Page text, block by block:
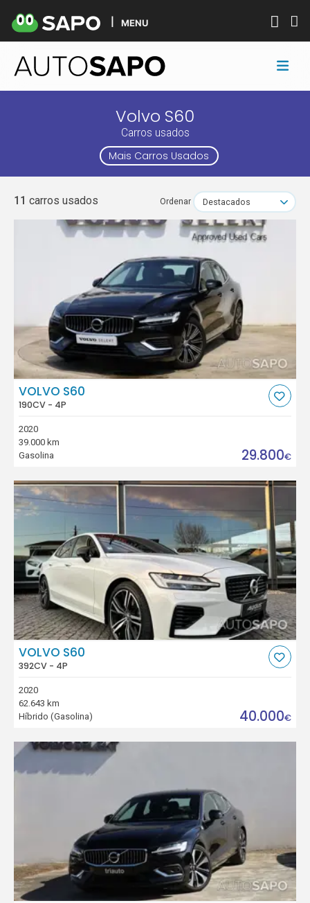
MENU
Volvo S60
Carros usados
Mais Carros Usados
11 carros usados Ordenar Destacados
VOLVO S60
190CV - 4P
2020
39.000 km
Gasolina
29.800€
VOLVO S60
392CV - 4P
2020
62.643 km
Híbrido (Gasolina)
40.000€